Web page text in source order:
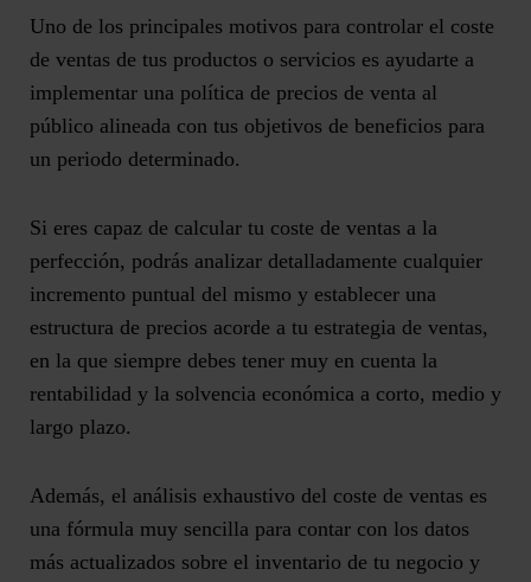
Uno de los principales motivos para controlar el coste
de ventas de tus productos o servicios es ayudarte a
implementar una política de precios de venta al
público alineada con tus objetivos de beneficios para
un periodo determinado.
Si eres capaz de calcular tu coste de ventas a la
perfección, podrás analizar detalladamente cualquier
incremento puntual del mismo y establecer una
estructura de precios acorde a tu estrategia de ventas,
en la que siempre debes tener muy en cuenta la
rentabilidad y la solvencia económica a corto, medio y
largo plazo.
Además, el análisis exhaustivo del coste de ventas es
una fórmula muy sencilla para contar con los datos
más actualizados sobre el inventario de tu negocio y